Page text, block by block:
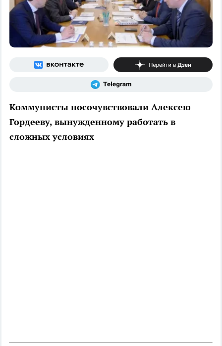
Коммунисты посочувствовали Алексею
Гордееву, вынужденному работать в
сложных условиях